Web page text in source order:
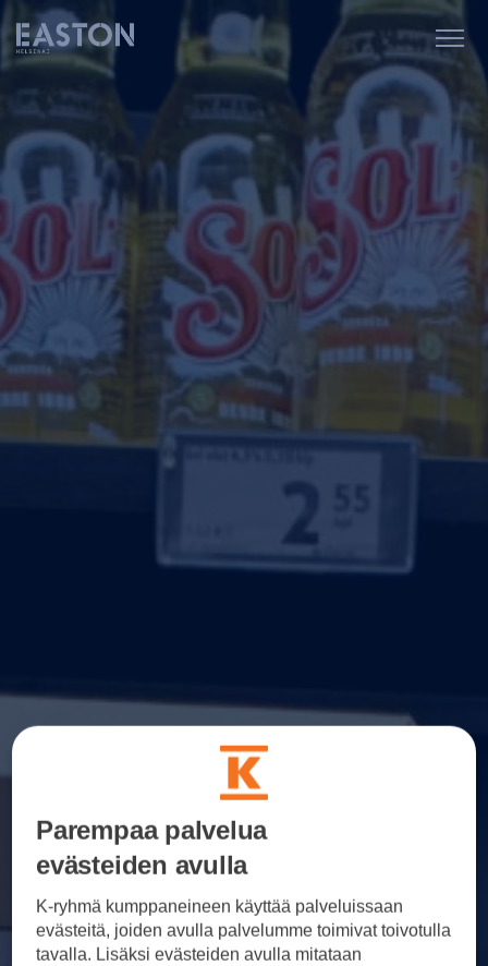
Parempaa palvelua
evästeiden avulla
K-ryhmä kumppaneineen käyttää palveluissaan
evästeitä, joiden avulla palvelumme toimivat toivotulla
tavalla. Lisäksi evästeiden avulla mitataan